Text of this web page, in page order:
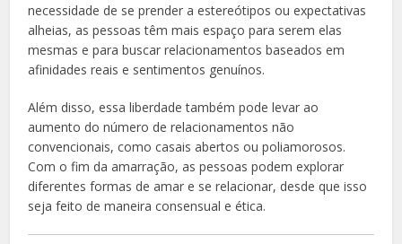
necessidade de se prender a estereótipos ou expectativas
alheias, as pessoas têm mais espaço para serem elas
mesmas e para buscar relacionamentos baseados em
afinidades reais e sentimentos genuínos.
Além disso, essa liberdade também pode levar ao
aumento do número de relacionamentos não
convencionais, como casais abertos ou poliamorosos.
Com o fim da amarração, as pessoas podem explorar
diferentes formas de amar e se relacionar, desde que isso
seja feito de maneira consensual e ética.